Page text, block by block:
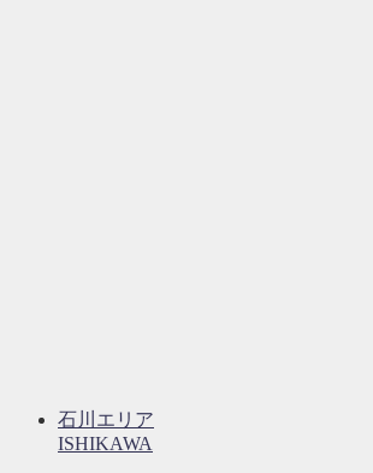
石川エリア
ISHIKAWA